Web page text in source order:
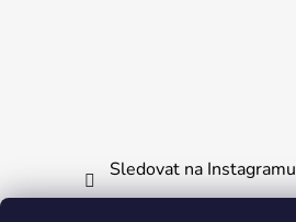
Sledovat na Instagramu